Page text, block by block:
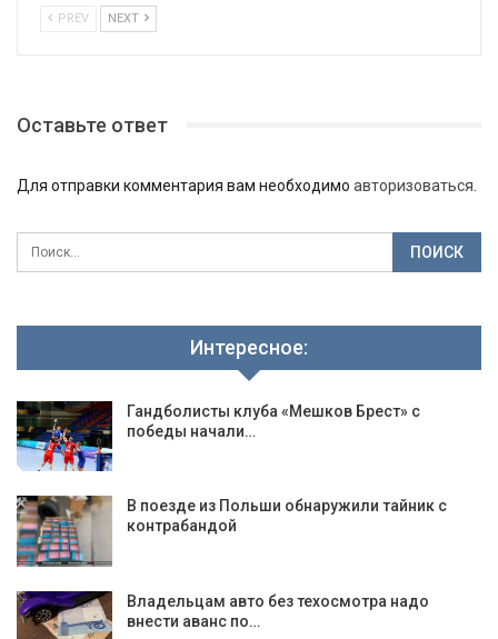
PREV NEXT
Оставьте ответ
Для отправки комментария вам необходимо авторизоваться
Интересное:
Гандболисты клуба «Мешков Брест» с
победы начали…
В поезде из Польши обнаружили тайник с
контрабандой
Владельцам авто без техосмотра надо
внести аванс по…